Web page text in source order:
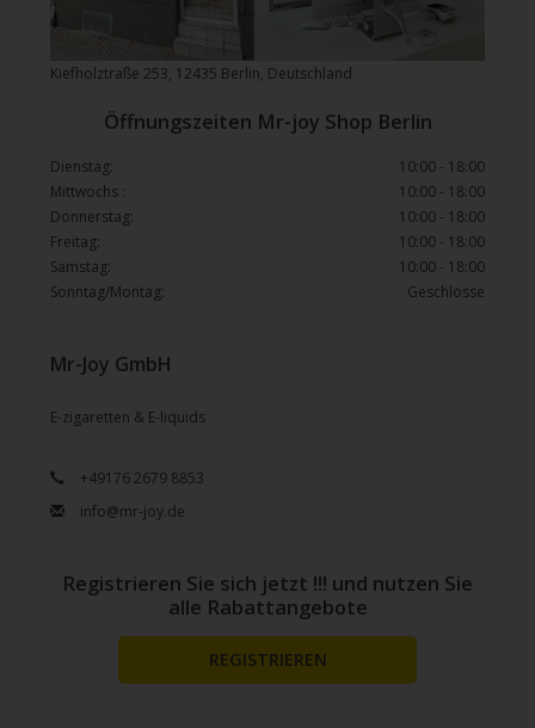
Mr-Joy GmbH
E-zigaretten & E-liquids
+49176 2679 8853
info@mr-joy.de
Kiefholztraße 253, 12435 Berlin, Deutschland
Öffnungszeiten Mr-joy Shop Berlin
Dienstag:
10:00 - 18:00
Mittwochs :
10:00 - 18:00
Donnerstag:
10:00 - 18:00
Freitag:
10:00 - 18:00
Samstag:
10:00 - 18:00
Sonntag/Montag:
Geschlosse
Registrieren Sie sich jetzt !!! und nutzen Sie
alle Rabattangebote
REGISTRIEREN